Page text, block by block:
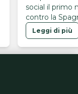
social il primo
contro la
Mondiali 2026
Leggi di più